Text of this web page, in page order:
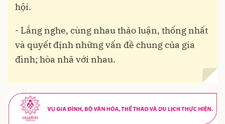
hội.
- Lắng nghe, cùng nhau thảo luận, thống nhất
và quyết định những vấn đề chung của gia
đình; hòa nhã với nhau.